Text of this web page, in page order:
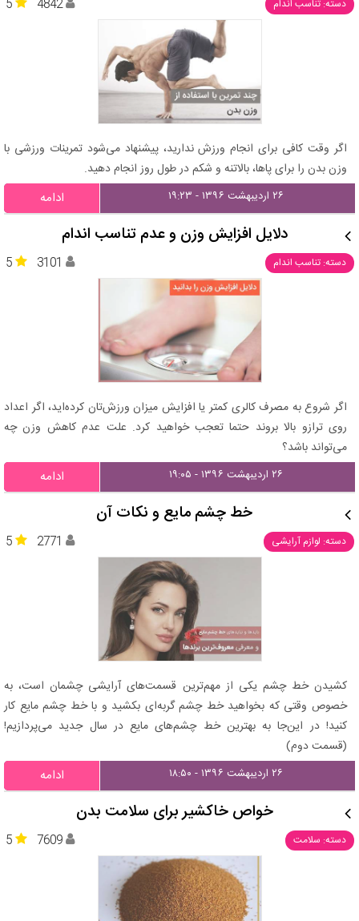
دسته: تناسب اندام 5 4842
اگر وقت کافی برای انجام ورزش ندارید، پیشنهاد می‌شود تمرینات ورزشی با
وزن بدن را برای پاها، بالاتنه و شکم در طول روز انجام دهید.
۲۶ اردیبهشت ۱۳۹۶ - ۱۹:۲۳ ادامه
دلایل افزایش وزن و عدم تناسب اندام
دسته: تناسب اندام 5 3101
اگر شروع به مصرف کالری کمتر یا افزایش میزان ورزش‌تان کرده‌اید، اگر اعداد
روی ترازو بالا بروند حتما تعجب خواهید کرد. علت عدم کاهش وزن چه
می‌تواند باشد؟
۲۶ اردیبهشت ۱۳۹۶ - ۱۹:۰۵ ادامه
خط چشم مایع و نکات آن
دسته: لوازم آرایشی 5 2771
کشیدن خط چشم یکی از مهم‌ترین قسمت‌های آرایشی چشمان است، به
خصوص وقتی که بخواهید خط چشم گربه‌ای بکشید و با خط چشم مایع کار
کنید! در این‌جا به بهترین خط چشم‌های مایع در سال جدید می‌پردازیم!
(قسمت دوم)
۲۶ اردیبهشت ۱۳۹۶ - ۱۸:۵۰ ادامه
خواص خاکشیر برای سلامت بدن
دسته: سلامت 5 7609